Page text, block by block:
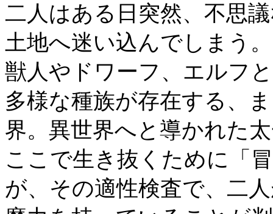
二人はある日突然、不思
土地へ迷い込んでしまう
獣人やドワーフ、エルフ
多様な種族が存在する、
界。異世界へと導かれた
ここで生き抜くために「
が、その適性検査で、二